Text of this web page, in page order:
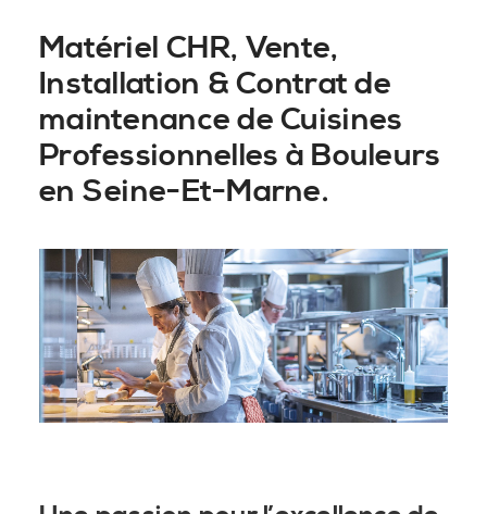
Matériel CHR, Vente,
Installation & Contrat de
maintenance de Cuisines
Professionnelles à Bouleurs
en Seine-Et-Marne.